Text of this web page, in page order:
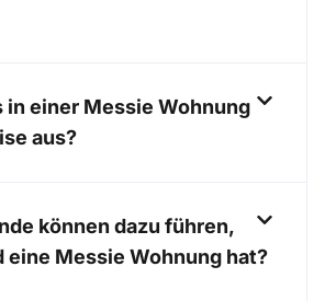
in einer Messie Wohnung
aus?
können dazu führen,
eine Messie Wohnung hat?